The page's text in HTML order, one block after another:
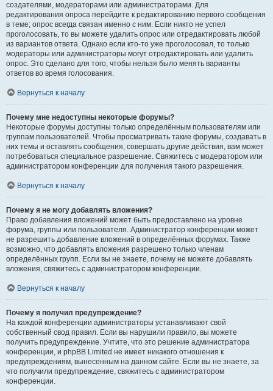
создателями, модераторами или администраторами. Для
редактирования опроса перейдите к редактированию первого сообщения
в теме; опрос всегда связан именно с ним. Если никто не успел
проголосовать, то вы можете удалить опрос или отредактировать любой
из вариантов ответа. Однако если кто-то уже проголосовал, то только
модераторы или администраторы могут отредактировать или удалить
опрос. Это сделано для того, чтобы нельзя было менять варианты
ответов во время голосования.
Вернуться к началу
Почему мне недоступны некоторые форумы?
Некоторые форумы доступны только определённым пользователям или
группам пользователей. Чтобы просматривать такие форумы, создавать в
них темы и оставлять сообщения, совершать другие действия, вам может
потребоваться специальное разрешение. Свяжитесь с модератором или
администратором конференции для получения такого разрешения.
Вернуться к началу
Почему я не могу добавлять вложения?
Право добавления вложений может быть предоставлено на уровне
форума, группы или пользователя. Администратор конференции может
не разрешить добавление вложений в определённых форумах. Также
возможно, что добавлять вложения разрешено только членам
определённых групп. Если вы не знаете, почему не можете добавлять
вложения, свяжитесь с администратором конференции.
Вернуться к началу
Почему я получил предупреждение?
На каждой конференции администраторы устанавливают свой
собственный свод правил. Если вы нарушили правило, вы можете
получить предупреждение. Учтите, что это решение администратора
конференции, и phpBB Limited не имеет никакого отношения к
предупреждениям, вынесенным на данном сайте. Если вы не знаете, за
что получили предупреждение, свяжитесь с администратором
конференции.